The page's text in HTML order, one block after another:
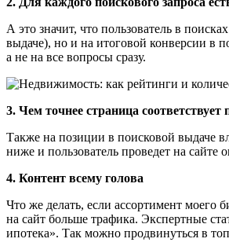
А это значит, что пользователь в
выдаче), но и на итоговой конверсии в
а не на все вопросы сразу.
3. Чем точнее страница
Также на позиции в поисковой выдаче
ниже и пользователь проведет на сайте
4. Контент всему голова
Что же делать, если ассортимент моего
на сайт больше трафика. Экспертные
ипотека». Так можно продвинуться в